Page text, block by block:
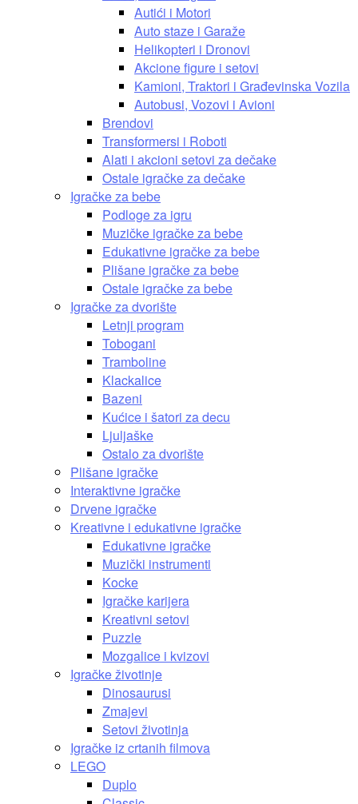
Autići i Motori
Auto staze i Garaže
Helikopteri i Dronovi
Akcione figure i setovi
Kamioni, Traktori i Građevinska Vozila
Autobusi, Vozovi i Avioni
Brendovi
Transformersi i Roboti
Alati i akcioni setovi za dečake
Ostale igračke za dečake
Igračke za bebe
Podloge za igru
Muzičke igračke za bebe
Edukativne igračke za bebe
Plišane igračke za bebe
Ostale igračke za bebe
Igračke za dvorište
Letnji program
Tobogani
Tramboline
Klackalice
Bazeni
Kućice i šatori za decu
Ljuljaške
Ostalo za dvorište
Plišane igračke
Interaktivne igračke
Drvene igračke
Kreativne i edukativne igračke
Edukativne igračke
Muzički instrumenti
Kocke
Igračke karijera
Kreativni setovi
Puzzle
Mozgalice i kvizovi
Igračke životinje
Dinosaurusi
Zmajevi
Setovi životinja
Igračke iz crtanih filmova
LEGO
Duplo